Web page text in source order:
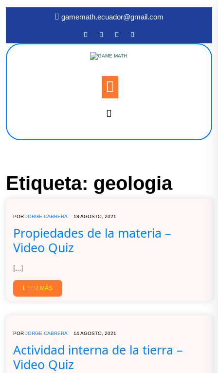
gamemath.ecuador@gmail.com
Etiqueta: geologia
POR JORGE CABRERA 18 AGOSTO, 2021
Propiedades de la materia –
Video Quiz
[...]
LEER MÁS
POR JORGE CABRERA 14 AGOSTO, 2021
Actividad interna de la tierra –
Video Quiz